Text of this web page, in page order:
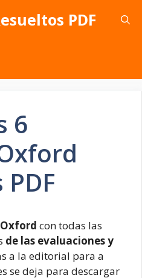
PDF
6
con todas las
de las evaluaciones y
a la editorial para a
se deja para descargar